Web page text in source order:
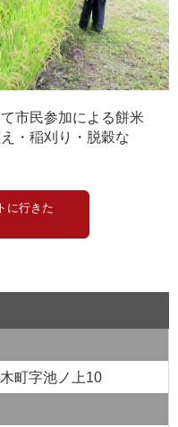
市民参加による餅米
・稲刈り・脱穀な
町字池ノ上10